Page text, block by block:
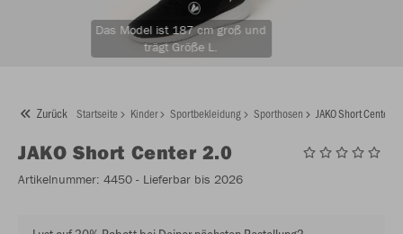
Das Model ist 187 cm groß und
trägt Größe L.
Zurück Startseite Kinder Sportbekleidung Sporthosen JAKO Short Center
JAKO Short Center 2.0
Artikelnummer: 4450 - Lieferbar bis 2026